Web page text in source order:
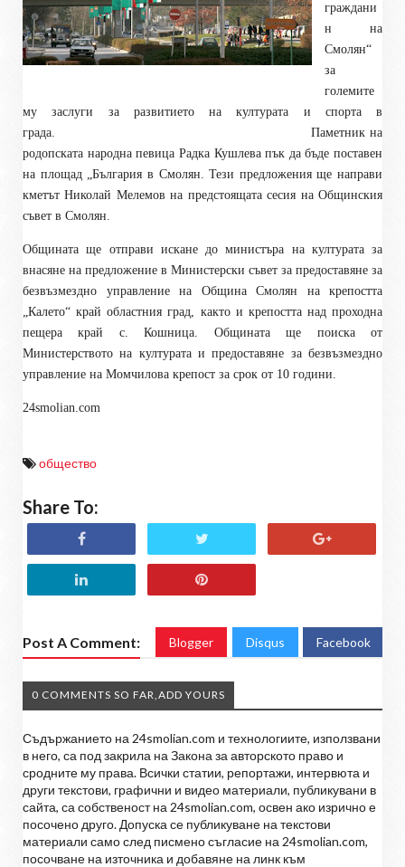
граждани
н на
Смолян“
за
големите
му заслуги за развитието на културата и спорта в
града. Паметник на
родопската народна певица Радка Кушлева пък да бъде поставен
на площад „България в Смолян. Тези предложения ще направи
кметът Николай Мелемов на предстоящата сесия на Общинския
съвет в Смолян.
Общината ще отправи искане до министъра на културата за
внасяне на предложение в Министерски съвет за предоставяне за
безвъзмездно управление на Община Смолян на крепостта
„Калето“ край областния град, както и крепостта над проходна
пещера край с. Кошница. Общината ще поиска от
Министерството на културата и предоставяне за безвъзмездно
управление на Момчилова крепост за срок от 10 години.
24smolian.com
общество
Share To:
Post A Comment: Blogger Disqus Facebook
0 COMMENTS SO FAR,ADD YOURS
Съдържанието на 24smolian.com и технологиите, използвани
в него, са под закрила на Закона за авторското право и
сродните му права. Всички статии, репортажи, интервюта и
други текстови, графични и видео материали, публикувани в
сайта, са собственост на 24smolian.com, освен ако изрично е
посочено друго. Допуска се публикуване на текстови
материали само след писмено съгласие на 24smolian.com,
посочване на източника и добавяне на линк към